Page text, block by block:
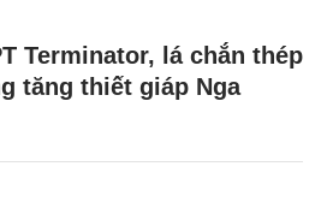
Terminator, lá chắn thép
tăng thiết giáp Nga